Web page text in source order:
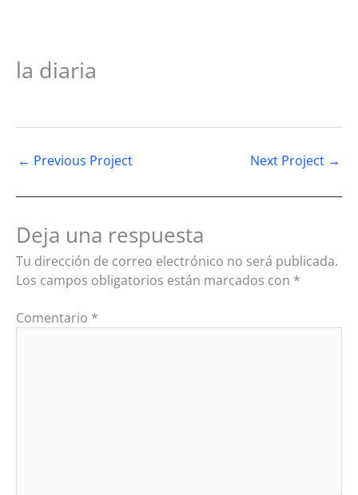
la diaria
← Previous Project Next Project →
Deja una respuesta
Tu dirección de correo electrónico no será publicada.
Los campos obligatorios están marcados con *
Comentario *